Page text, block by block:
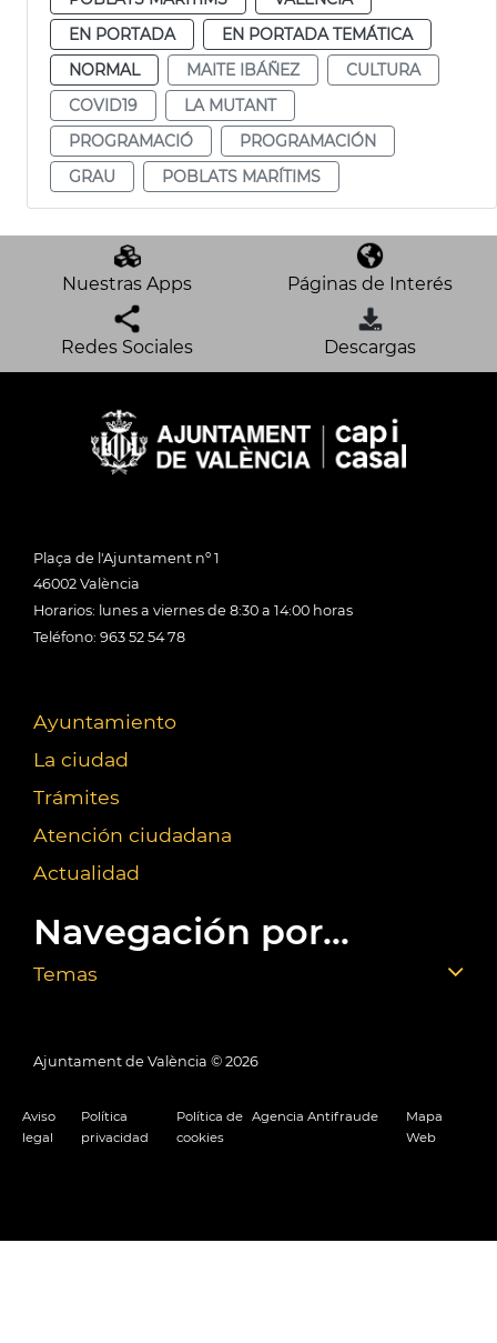
EN PORTADA
EN PORTADA TEMÁTICA
NORMAL
MAITE IBÁÑEZ
CULTURA
COVID19
LA MUTANT
PROGRAMACIÓ
PROGRAMACIÓN
GRAU
POBLATS MARÍTIMS
Nuestras Apps Páginas de Interés
Redes Sociales Descargas
Plaça de l'Ajuntament nº 1
46002 València
Horarios: lunes a viernes de 8:30 a 14:00 horas
Teléfono: 963 52 54 78
Ayuntamiento
La ciudad
Trámites
Atención ciudadana
Actualidad
Navegación por...
Temas
Ajuntament de València © 2026
Aviso
legal
Política
privacidad
Política de
cookies
Agencia Antifraude
Mapa
Web